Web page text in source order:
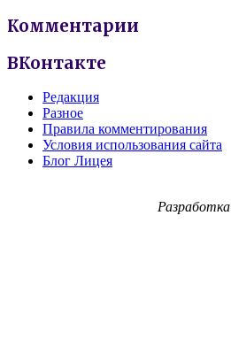
Комментарии
ВКонтакте
Редакция
Разное
Правила комментирования
Условия использования сайта
Блог Лицея
Разработка